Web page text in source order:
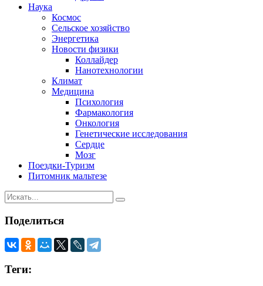
Наука
Космос
Сельское хозяйство
Энергетика
Новости физики
Коллайдер
Нанотехнологии
Климат
Медицина
Психология
Фармакология
Онкология
Генетические исследования
Сердце
Мозг
Поездки-Туризм
Питомник мальтезе
Поделиться
Теги: